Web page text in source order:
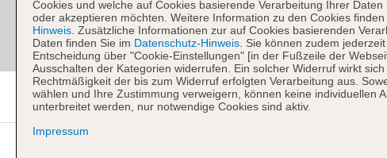
Cookies und welche auf Cookies basierende Verarbeitung Ihrer Daten
oder akzeptieren möchten. Weitere Information zu den Cookies finden
Hinweis . Zusätzliche Informationen zur auf Cookies basierenden
Daten finden Sie im Datenschutz-Hinweis . Sie können zudem
Entscheidung über "Cookie-Einstellungen" [in der Fußzeile der
Ausschalten der Kategorien widerrufen. Ein solcher Widerruf wirkt
Rechtmäßigkeit der bis zum Widerruf erfolgten Verarbeitung aus.
wählen und Ihre Zustimmung verweigern, können keine individuellen
unterbreitet werden, nur notwendige Cookies sind aktiv.
Impressum